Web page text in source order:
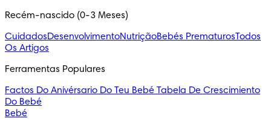
Recém-nascido (0-3 Meses)
CuidadosDesenvolvimentoNutriçãoBebés PrematurosTodos
Os Artigos
Ferramentas Populares
Factos Do Anivérsario Do Teu Bebé Tabela De Crescimiento
Do Bebé
Bebé